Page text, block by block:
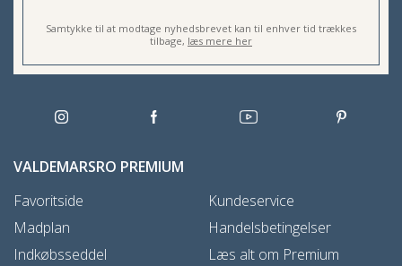
Samtykke til at modtage nyhedsbrevet kan til enhver tid trækkes
tilbage, læs mere her
VALDEMARSRO PREMIUM
Favoritside
Madplan
Indkøbsseddel
Kundeservice
Handelsbetingelser
Læs alt om Premium